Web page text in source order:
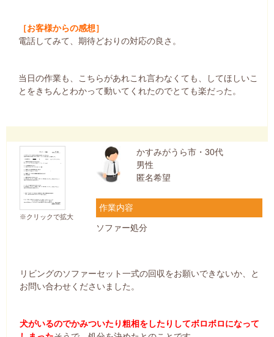
［お客様からの感想］
電話してみて、期待どおりの対応の良さ。
当日の作業も、こちらがあれこれ言わなくても、してほしいこ
とをきちんとわかって動いてくれたのでとても楽だった。
※クリックで拡大
かすみがうら市・30代
男性
匿名希望
作業内容
ソファー処分
リビングのソファーセット一式の回収をお願いできないか、と
お問い合わせくださいました。
犬がいるのでかみついたり粗相をしたりしてボロボロになって